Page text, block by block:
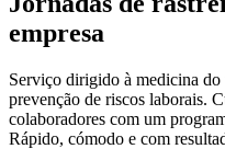
empresa
Serviço dirigido à medicina do
prevenção de riscos laborais.
colaboradores com um
Rápido, cómodo e com